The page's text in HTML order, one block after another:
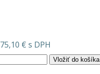
75,10 € s DPH
Vložiť do košíka